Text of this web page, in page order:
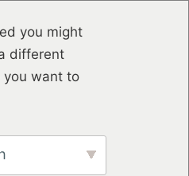
you might
different
you want to